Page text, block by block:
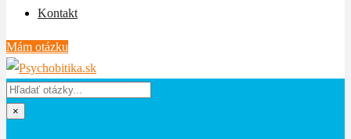
Kontakt
Mám otázku
×